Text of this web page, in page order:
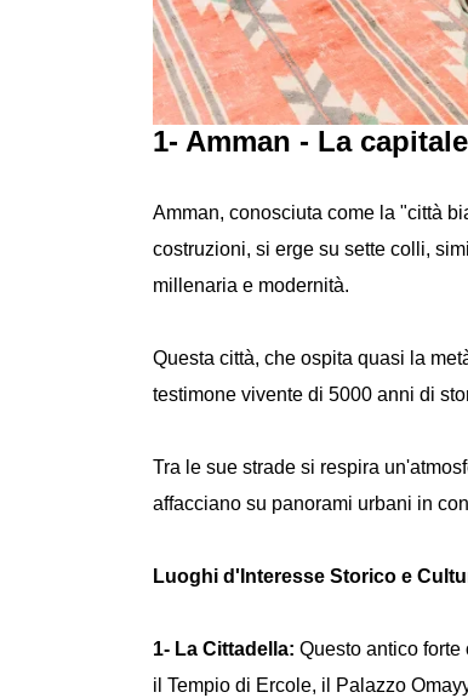
1- Amman - La
Amman, conosciuta come la "città
costruzioni, si erge su sette colli,
millenaria e modernità.
Questa città, che ospita quasi la
testimone vivente di 5000 anni di
Tra le sue strade si respira
affacciano su panorami urbani in
Luoghi d'Interesse Storico e
1- La Cittadella: Questo antico
il Tempio di Ercole, il Palazzo